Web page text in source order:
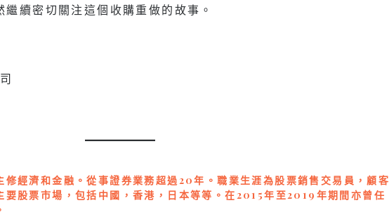
續密切關注這個收購重做的故事。
修經濟和金融。從事證券業務超過20年。職業生涯為股票銷售交易員，顧客
要股票市場，包括中國，香港，日本等等。在2015年至2019年期間亦曾任